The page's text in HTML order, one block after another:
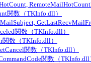
関数（TKInfo.dll）
関数（TKInfo.dll）
関数（TKInfo.dll）
関数（TKInfo.dll）
関数（TKInfo.dll